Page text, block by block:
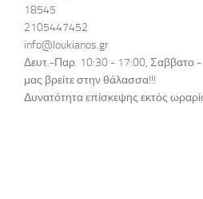
18545
2105447452
info@loukianos.gr
Δευτ.-Παρ. 10:30 - 17:00, Σαββατο -
μας βρείτε στην θάλασσα!!!
Δυνατότητα επίσκεψης εκτός